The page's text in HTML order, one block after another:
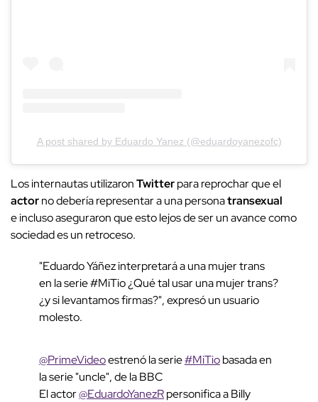
A post shared by Eduardo Yanez (@eduardoyanezofc)
Los internautas utilizaronTwitterpara reprochar que el
actorno debería representar a una personatransexual
e incluso aseguraron que esto lejos de ser un avance como
sociedad es un retroceso.
"Eduardo Yáñez interpretará a una mujer trans
en la serie #MiTio ¿Qué tal usar una mujer trans?
¿y si levantamos firmas?", expresó un usuario
molesto.
@PrimeVideoestrenó la serie#MiTiobasada en
la serie "uncle", de la BBC
El actor@EduardoYanezRpersonifica a Billy